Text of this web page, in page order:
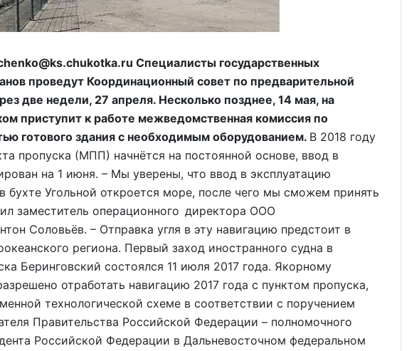
Специалисты государственных
проведут Координационный совет по предварительной
две недели, 27 апреля. Несколько позднее, 14 мая, на
приступит к работе межведомственная комиссия по
готового здания с необходимым оборудованием. В 2018 году
пропуска (МПП) начнётся на постоянной основе, ввод в
на 1 июня. – Мы уверены, что ввод в эксплуатацию
бухте Угольной откроется море, после чего мы сможем принять
заместитель операционного директора ООО
Соловьёв. – Отправка угля в эту навигацию предстоит в
региона. Первый заход иностранного судна в
Беринговский состоялся 11 июля 2017 года. Якорному
отработать навигацию 2017 года с пунктом пропуска,
технологической схеме в соответствии с поручением
Правительства Российской Федерации – полномочного
Российской Федерации в Дальневосточном федеральном